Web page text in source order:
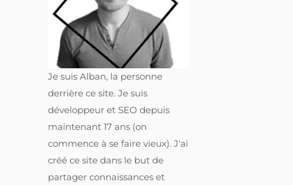
Je suis Alban, la personne
derrière ce site. Je suis
développeur et SEO depuis
maintenant 17 ans (on
commence à se faire vieux). J'ai
créé ce site dans le but de
partager connaissances et